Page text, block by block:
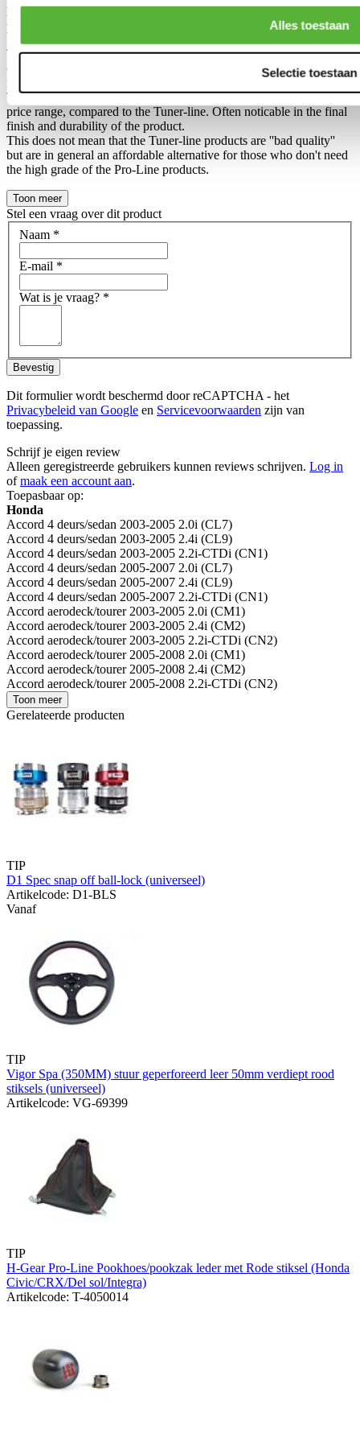
Alles toestaan
Selectie toestaan
Difference between ''Pro-Line'' and ''Tuner line'' H-gear
products?
The difference between an Tuner-line and Pro-line product has been
created, so we can make 2 different collections in our own product
range.
The Pro-Line is in general a slightly higher grade in a slightly higher
price range, compared to the Tuner-line. Often noticable in the final
finish and durability of the product.
This does not mean that the Tuner-line products are ''bad quality''
but are in general an affordable alternative for those who don't need
the high grade of the Pro-Line products.
Toon meer
Stel een vraag over dit product
Naam *
E-mail *
Wat is je vraag? *
Bevestig
Dit formulier wordt beschermd door reCAPTCHA - het
Privacybeleid van Google en Servicevoorwaarden zijn van
toepassing.
Schrijf je eigen review
Alleen geregistreerde gebruikers kunnen reviews schrijven. Log in
ofmaak een account aan.
Toepasbaar op:
Honda
Accord 4 deurs/sedan 2003-2005 2.0i (CL7)
Accord 4 deurs/sedan 2003-2005 2.4i (CL9)
Accord 4 deurs/sedan 2003-2005 2.2i-CTDi (CN1)
Accord 4 deurs/sedan 2005-2007 2.0i (CL7)
Accord 4 deurs/sedan 2005-2007 2.4i (CL9)
Accord 4 deurs/sedan 2005-2007 2.2i-CTDi (CN1)
Accord aerodeck/tourer 2003-2005 2.0i (CM1)
Accord aerodeck/tourer 2003-2005 2.4i (CM2)
Accord aerodeck/tourer 2003-2005 2.2i-CTDi (CN2)
Accord aerodeck/tourer 2005-2008 2.0i (CM1)
Accord aerodeck/tourer 2005-2008 2.4i (CM2)
Accord aerodeck/tourer 2005-2008 2.2i-CTDi (CN2)
Toon meer
Gerelateerde producten
TIP
D1 Spec snap off ball-lock (universeel)
Artikelcode: D1-BLS
Vanaf
TIP
Vigor Spa (350MM) stuur geperforeerd leer 50mm verdiept rood
stiksels (universeel)
Artikelcode: VG-69399
TIP
H-Gear Pro-Line Pookhoes/pookzak leder met Rode stiksel (Honda
Civic/CRX/Del sol/Integra)
Artikelcode: T-4050014